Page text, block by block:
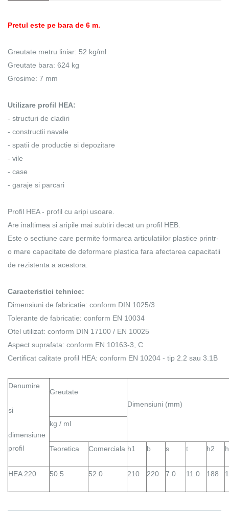
Pretul este pe bara de 6 m.
Greutate metru liniar: 52 kg/ml
Greutate bara: 624 kg
Grosime: 7 mm
Utilizare profil HEA:
- structuri de cladiri
- constructii navale
- spatii de productie si depozitare
- vile
- case
- garaje si parcari
Profil HEA - profil cu aripi usoare.
Are inaltimea si aripile mai subtiri decat un profil HEB.
Este o sectiune care permite formarea articulatiilor plastice printr-
o mare capacitate de deformare plastica fara afectarea capacitatii
de rezistenta a acestora.
Caracteristici tehnice:
Dimensiuni de fabricatie: conform DIN 1025/3
Tolerante de fabricatie: conform EN 10034
Otel utilizat: conform DIN 17100 / EN 10025
Aspect suprafata: conform EN 10163-3, C
Certificat calitate profil HEA: conform EN 10204 - tip 2.2 sau 3.1B
Denumire
si
dimensiune
profil
Greutate
Dimensiuni (mm)
kg / ml
Teoretica Comerciala h1 b s t h2
HEA 220 50.5 52.0 210 220 7.0 11.0 188